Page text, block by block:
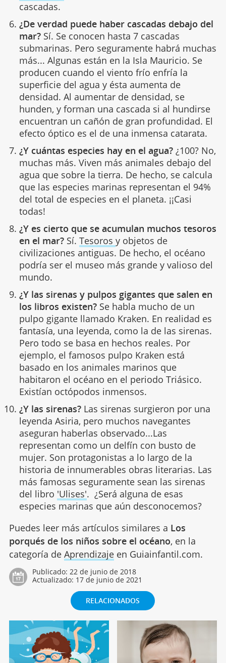
cascadas.
¿De verdad puede haber cascadas debajo del
mar?Sí. Se conocen hasta 7 cascadas
submarinas. Pero seguramente habrá muchas
más... Algunas están en la Isla Mauricio. Se
producen cuando el viento frío enfría la
superficie del agua y ésta aumenta de
densidad. Al aumentar de densidad, se
hunden, y forman una cascada si al hundirse
encuentran un cañón de gran profundidad. El
efecto óptico es el de una inmensa catarata.
¿Y cuántas especies hay en el agua?¿100? No,
muchas más. Viven más animales debajo del
agua que sobre la tierra. De hecho, se calcula
que las especies marinas representan el 94%
del total de especies en el planeta. ¡¡Casi
todas!
¿Y es cierto que se acumulan muchos tesoros
en el mar?Sí. Tesoros y objetos de
civilizaciones antiguas. De hecho, el océano
podría ser el museo más grande y valioso del
mundo.
¿Y las sirenas y pulpos gigantes que salen en
los libros existen?Se habla mucho de un
pulpo gigante llamado Kraken. En realidad es
fantasía, una leyenda, como la de las sirenas.
Pero todo se basa en hechos reales. Por
ejemplo, el famosos pulpo Kraken está
basado en los animales marinos que
habitaron el océano en el periodo Triásico.
Existían octópodos inmensos.
¿Y las sirenas?Las sirenas surgieron por una
leyenda Asiria, pero muchos navegantes
aseguran haberlas observado...Las
representan como un delfín con busto de
mujer. Son protagonistas a lo largo de la
historia de innumerables obras literarias. Las
más famosas seguramente sean las sirenas
del libro 'Ulises'. ¿Será alguna de esas
especies marinas que aún desconocemos?
Puedes leer más artículos similares a Los
porqués de los niños sobre el océano, en la
categoría de Aprendizajeen Guiainfantil.com.
Publicado: 22 de junio de 2018
Actualizado: 17 de junio de 2021
RELACIONADOS